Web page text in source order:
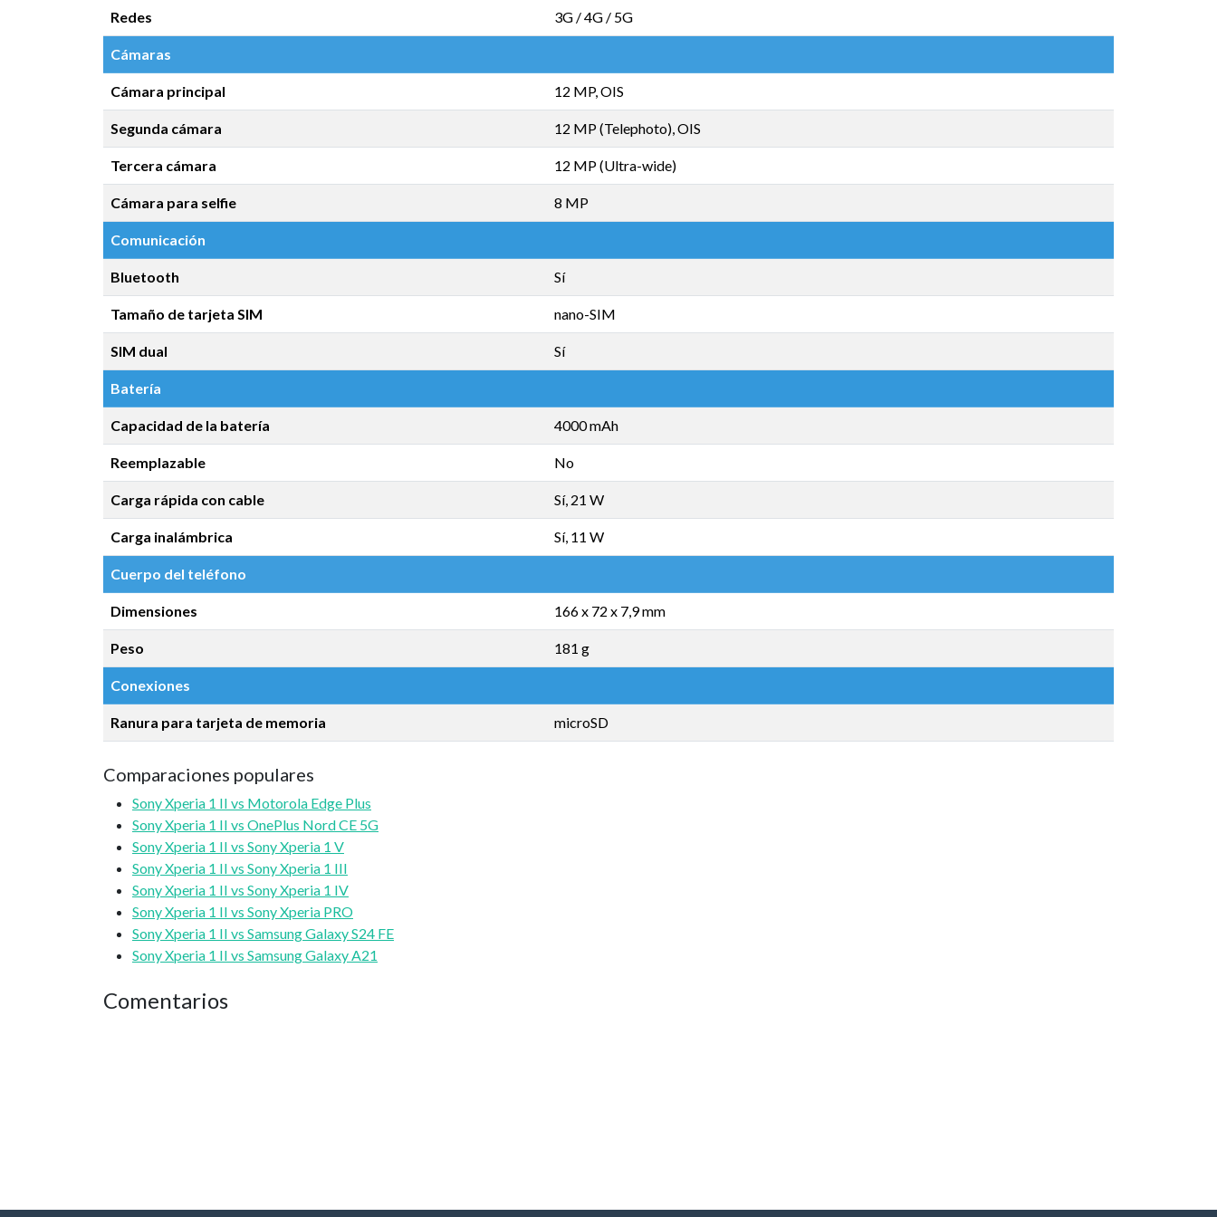
Redes 3G / 4G / 5G
Cámaras
Cámara principal 12 MP, OIS
Segunda cámara 12 MP (Telephoto), OIS
Tercera cámara 12 MP (Ultra-wide)
Cámara para selfie 8 MP
Comunicación
Bluetooth Sí
Tamaño de tarjeta SIM nano-SIM
SIM dual Sí
Batería
Capacidad de la batería 4000 mAh
Reemplazable No
Carga rápida con cable Sí, 21 W
Carga inalámbrica Sí, 11 W
Cuerpo del teléfono
Dimensiones 166 x 72 x 7,9 mm
Peso 181 g
Conexiones
Ranura para tarjeta de memoria microSD
Comparaciones populares
Sony Xperia 1 II vs Motorola Edge Plus
Sony Xperia 1 II vs OnePlus Nord CE 5G
Sony Xperia 1 II vs Sony Xperia 1 V
Sony Xperia 1 II vs Sony Xperia 1 III
Sony Xperia 1 II vs Sony Xperia 1 IV
Sony Xperia 1 II vs Sony Xperia PRO
Sony Xperia 1 II vs Samsung Galaxy S24 FE
Sony Xperia 1 II vs Samsung Galaxy A21
Comentarios